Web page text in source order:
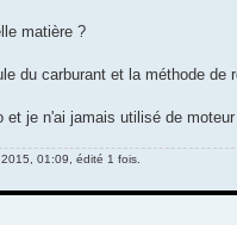
matière ?
du carburant et la méthode de
je n'ai jamais utilisé de
2015, 01:09, édité 1 fois.